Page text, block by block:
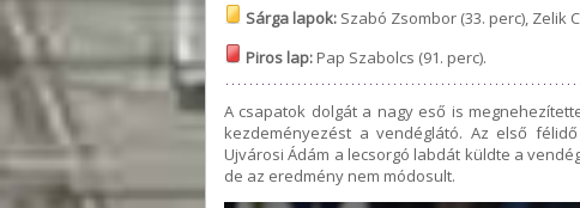
Sárga lapok: Szabó Zsombor (33. perc), Zelik
Piros lap: Pap Szabolcs (91. perc).
A csapatok dolgát a nagy eső is
kezdeményezést a vendéglátó. Az első
Ujvárosi Ádám a lecsorgó labdát küldte a
de az eredmény nem módosult.